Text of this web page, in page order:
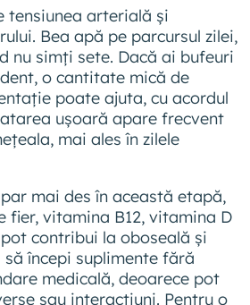
tensiunea arterială și
Bea apă pe parcursul zilei,
nu simți sete. Dacă ai bufeuri
o cantitate mică de
poate ajuta, cu acordul
ușoară apare frecvent
mai ales în zilele
mai des în această etapă,
fier, vitamina B12, vitamina D
contribui la oboseală și
începi suplimente fără
medicală, deoarece pot
sau interacțiuni. Pentru o